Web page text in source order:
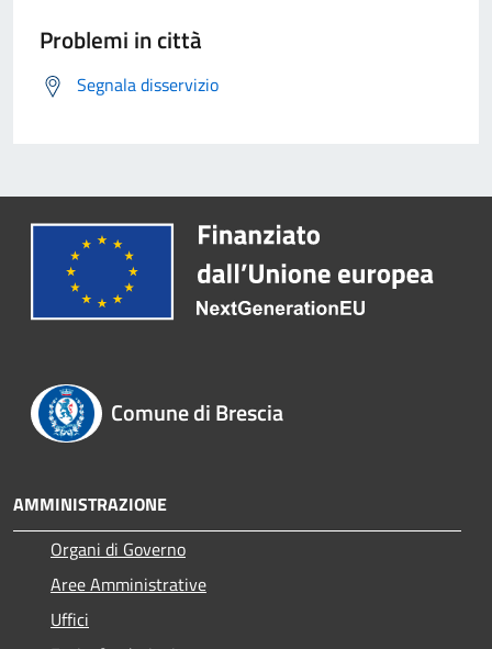
Problemi in città
Segnala disservizio
Comune di Brescia
AMMINISTRAZIONE
Organi di Governo
Aree Amministrative
Uffici